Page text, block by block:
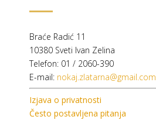
Braće Radić 11
10380 Sveti Ivan Zelina
Telefon: 01 / 2060-390
E-mail: nokaj.zlatarna@gmail.com
Izjava o privatnosti
Često postavljena pitanja